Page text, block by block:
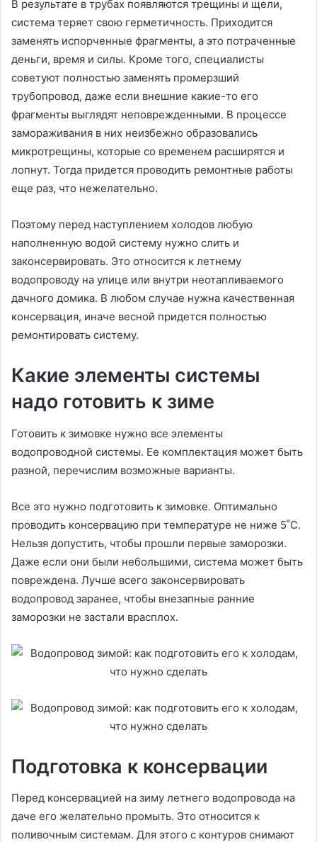
В результате в трубах появляются трещины и щели,
система теряет свою герметичность. Приходится
заменять испорченные фрагменты, а это потраченные
деньги, время и силы. Кроме того, специалисты
советуют полностью заменять промерзший
трубопровод, даже если внешние какие-то его
фрагменты выглядят неповрежденными. В процессе
замораживания в них неизбежно образовались
микротрещины, которые со временем расширятся и
лопнут. Тогда придется проводить ремонтные работы
еще раз, что нежелательно.
Поэтому перед наступлением холодов любую
наполненную водой систему нужно слить и
законсервировать. Это относится к летнему
водопроводу на улице или внутри неотапливаемого
дачного домика. В любом случае нужна качественная
консервация, иначе весной придется полностью
ремонтировать систему.
Какие элементы системы
надо готовить к зиме
Готовить к зимовке нужно все элементы
водопроводной системы. Ее комплектация может быть
разной, перечислим возможные варианты.
Все это нужно подготовить к зимовке. Оптимально
проводить консервацию при температуре не ниже 5˚С.
Нельзя допустить, чтобы прошли первые заморозки.
Даже если они были небольшими, система может быть
повреждена. Лучше всего законсервировать
водопровод заранее, чтобы внезапные ранние
заморозки не застали врасплох.
Подготовка к консервации
Перед консервацией на зиму летнего водопровода на
даче его желательно промыть. Это относится к
поливочным системам. Для этого с контуров снимают